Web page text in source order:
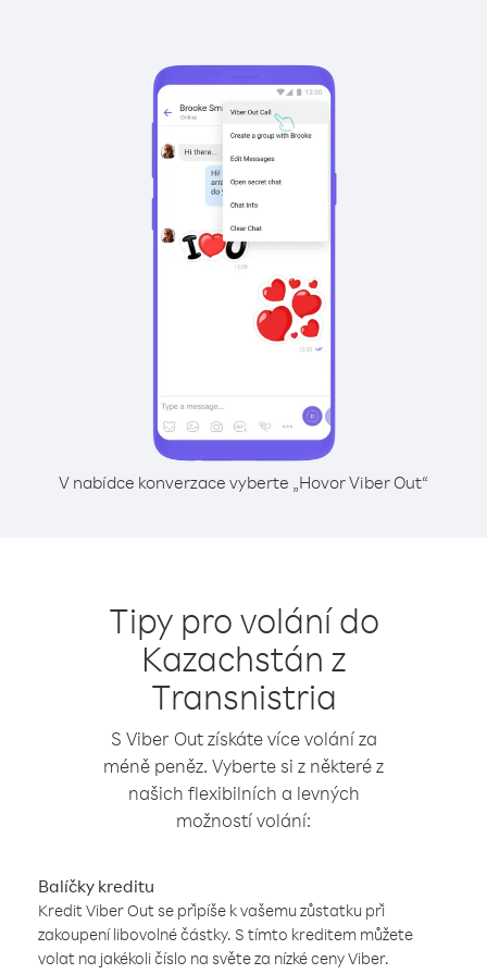
V nabídce konverzace vyberte „Hovor Viber Out“
Tipy pro volání do
Kazachstán z
Transnistria
S Viber Out získáte více volání za
méně peněz. Vyberte si z některé z
našich flexibilních a levných
možností volání:
Balíčky kreditu
Kredit Viber Out se připíše k vašemu zůstatku při
zakoupení libovolné částky. S tímto kreditem můžete
volat na jakékoli číslo na světe za nízké ceny Viber.